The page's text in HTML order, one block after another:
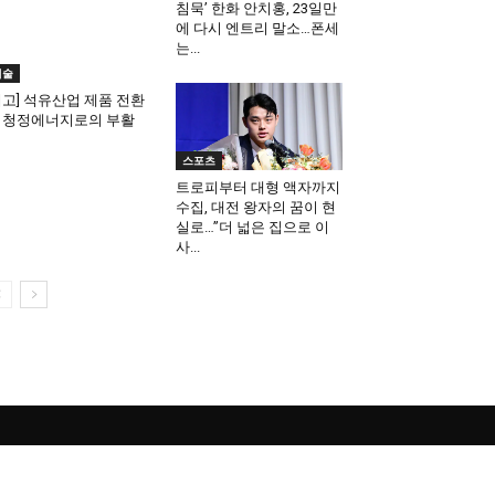
침묵’ 한화 안치홍, 23일만
에 다시 엔트리 말소…폰세
는...
고] 석유산업 제품 전환
청정에너지로의 부활
스포츠
트로피부터 대형 액자까지
수집, 대전 왕자의 꿈이 현
실로…”더 넓은 집으로 이
사...